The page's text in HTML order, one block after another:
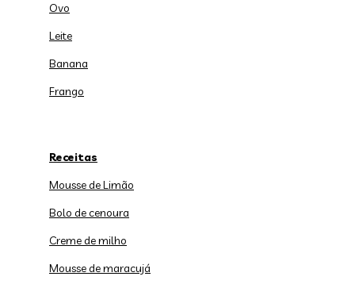
Ovo
Leite
Banana
Frango
Receitas
Mousse de Limão
Bolo de cenoura
Creme de milho
Mousse de maracujá